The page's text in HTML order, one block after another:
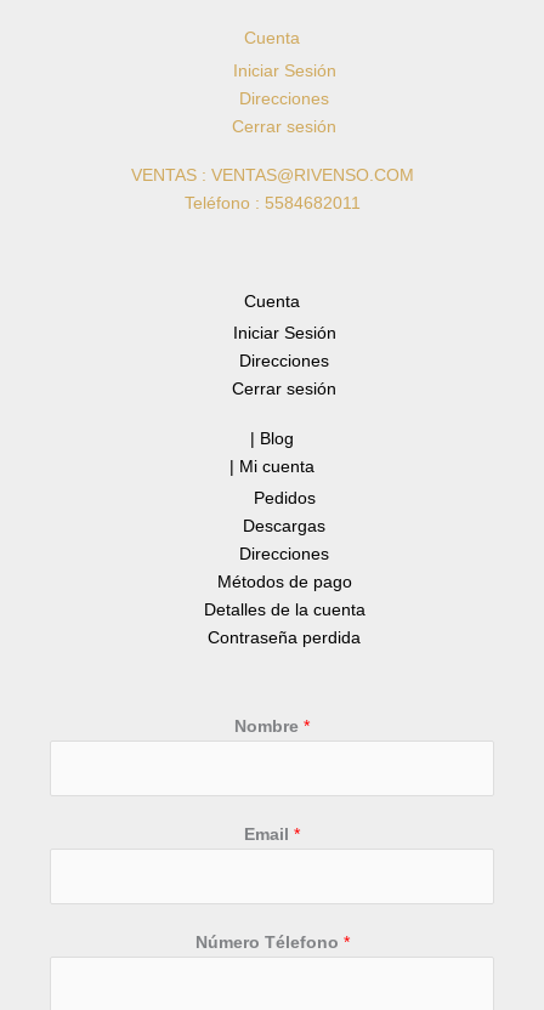
Cuenta
Iniciar Sesión
Direcciones
Cerrar sesión
VENTAS : VENTAS@RIVENSO.COM
Teléfono : 5584682011
Cuenta
Iniciar Sesión
Direcciones
Cerrar sesión
| Blog
| Mi cuenta
Pedidos
Descargas
Direcciones
Métodos de pago
Detalles de la cuenta
Contraseña perdida
Nombre *
Email *
Número Télefono *